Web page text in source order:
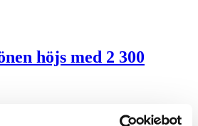
höjs med 2 300